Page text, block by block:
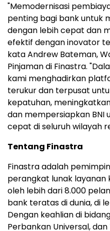
"Memodernisasi
penting bagi bank untuk
dengan lebih cepat dan
efektif dengan inovator
kata Andrew Bateman,
Pinjaman di Finastra.
kami menghadirkan
terukur dan terpusat
kepatuhan,
dan mempersiapkan BNI
cepat di seluruh wilayah
Tentang Finastra
Finastra adalah
perangkat lunak layanan
oleh lebih dari 8.000
bank teratas di dunia, di
Dengan keahlian di
Perbankan Universal,